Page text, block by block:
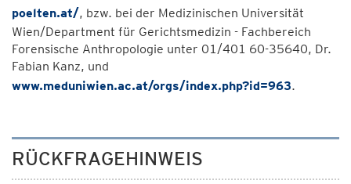
poelten.at/, bzw. bei der Medizinischen Universität
Wien/Department für Gerichtsmedizin - Fachbereich
Forensische Anthropologie unter 01/401 60-35640, Dr.
Fabian Kanz, und
www.meduniwien.ac.at/orgs/index.php?id=963.
RÜCKFRAGEHINWEIS